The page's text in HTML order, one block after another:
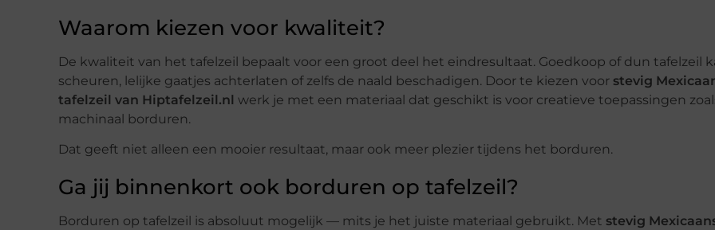
Waarom kiezen voor kwaliteit?
De kwaliteit van het tafelzeil bepaalt voor een groot deel het eindresultaat. Goedkoop of dun tafelzeil
scheuren, lelijke gaatjes achterlaten of zelfs de naald beschadigen. Door te kiezen voor stevig
tafelzeil van Hiptafelzeil.nl werk je met een materiaal dat geschikt is voor creatieve toepassingen
machinaal borduren.
Dat geeft niet alleen een mooier resultaat, maar ook meer plezier tijdens het borduren.
Ga jij binnenkort ook borduren op tafelzeil?
Borduren op tafelzeil is absoluut mogelijk — mits je het juiste materiaal gebruikt. Met stevig